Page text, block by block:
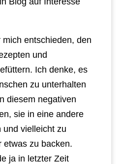
entschieden, den
und
Ich denke, es
zu unterhalten
diesem negativen
sie in eine andere
und vielleicht zu
etwas zu backen.
ja in letzter Zeit